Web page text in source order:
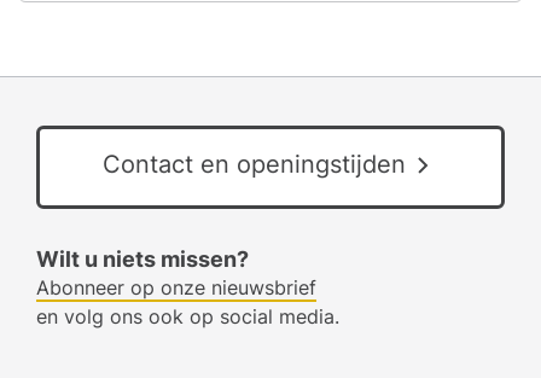
Contact en openingstijden
Wilt u niets missen?
Abonneer op onze nieuwsbrief
en volg ons ook op social media.